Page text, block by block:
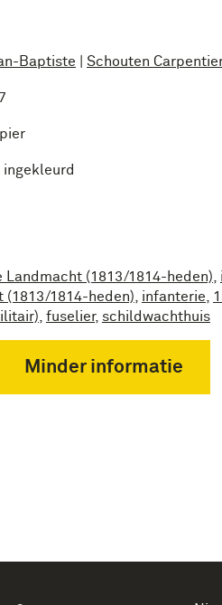
Baptiste Schouten
ingekleurd
Landmacht (1813/1814-heden)
(1813/1814-heden)
infanterie
fuselier, schildwachthuis
Minder informatie